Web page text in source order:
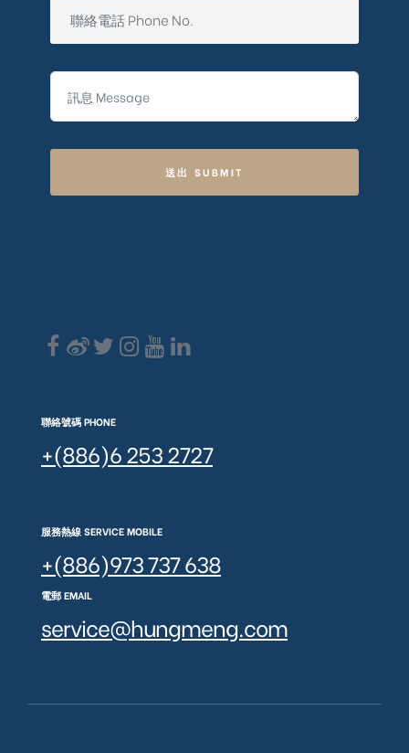
送出 SUBMIT
聯絡號碼 PHONE
+(886)6 253 2727
服務熱線 SERVICE MOBILE
+(886)973 737 638
電郵 EMAIL
service@hungmeng.com